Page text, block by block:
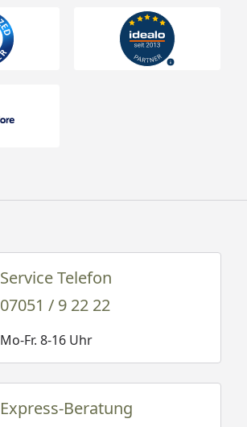
Service Telefon
07051 / 9 22 22
Mo-Fr. 8-16 Uhr
Express-Beratung